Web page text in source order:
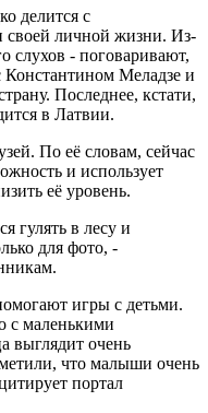
делится с
своей личной жизни. Из-
слухов - поговаривают,
Константином Меладзе и
Последнее, кстати,
в Латвии.
По её словам, сейчас
и использует
её уровень.
гулять в лесу и
для фото, -
игры с детьми.
с маленькими
выглядит очень
что малыши очень
портал